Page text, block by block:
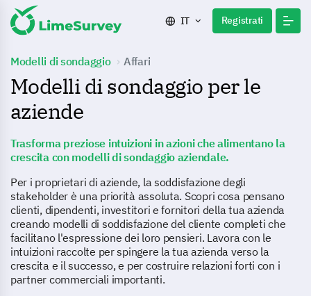
IT Registrati
Modelli di sondaggio Affari
Modelli di sondaggio per le
aziende
Trasforma preziose intuizioni in azioni che alimentano la
crescita con modelli di sondaggio aziendale.
Per i proprietari di aziende, la soddisfazione degli
stakeholder è una priorità assoluta. Scopri cosa pensano
clienti, dipendenti, investitori e fornitori della tua azienda
creando modelli di soddisfazione del cliente completi che
facilitano l'espressione dei loro pensieri. Lavora con le
intuizioni raccolte per spingere la tua azienda verso la
crescita e il successo, e per costruire relazioni forti con i
partner commerciali importanti.